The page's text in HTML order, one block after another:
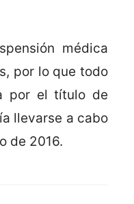
médica
por lo que todo
por el título de
llevarse a cabo
de 2016.